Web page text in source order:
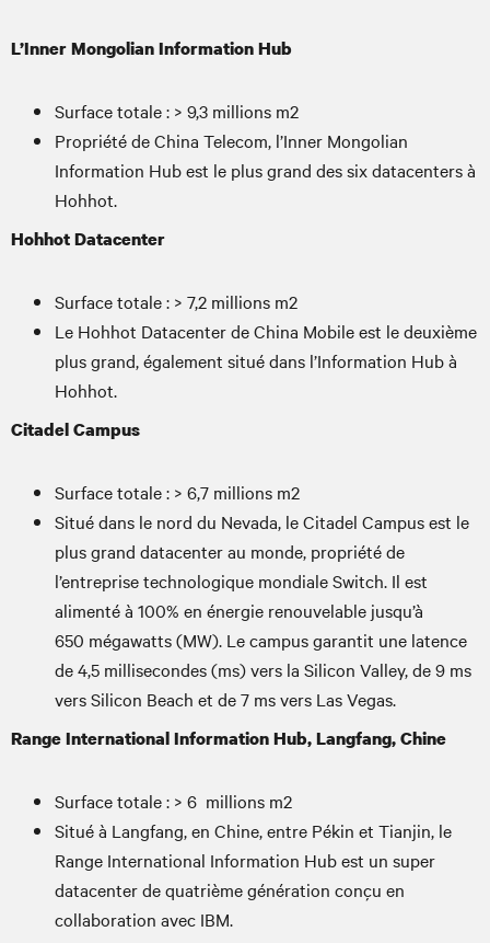
L’Inner Mongolian Information Hub
Surface totale : > 9,3 millions m2
Propriété de China Telecom, l’Inner Mongolian
Information Hub est le plus grand des six datacenters à
Hohhot.
Hohhot Datacenter
Surface totale : > 7,2 millions m2
Le Hohhot Datacenter de China Mobile est le deuxième
plus grand, également situé dans l’Information Hub à
Hohhot.
Citadel Campus
Surface totale : > 6,7 millions m2
Situé dans le nord du Nevada, le Citadel Campus est le
plus grand datacenter au monde, propriété de
l’entreprise technologique mondiale Switch. Il est
alimenté à 100% en énergie renouvelable jusqu’à
650 mégawatts (MW). Le campus garantit une latence
de 4,5 millisecondes (ms) vers la Silicon Valley, de 9 ms
vers Silicon Beach et de 7 ms vers Las Vegas.
Range International Information Hub, Langfang, Chine
Surface totale : > 6 millions m2
Situé à Langfang, en Chine, entre Pékin et Tianjin, le
Range International Information Hub est un super
datacenter de quatrième génération conçu en
collaboration avec IBM.